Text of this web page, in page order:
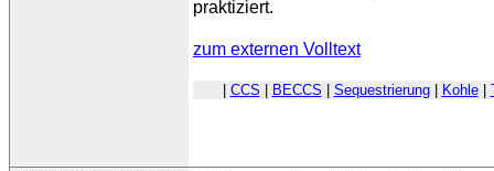
praktiziert.
zum externen Volltext
CCS BECCS Sequestrierung| Kohle|